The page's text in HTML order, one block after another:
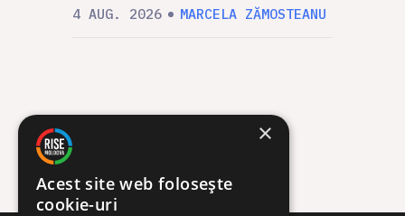
4 AUG. 2026 MARCELA ZĂMOSTEANU
×
Acest site web folosește
cookie-uri